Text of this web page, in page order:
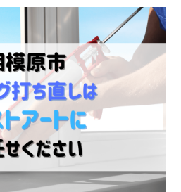
予算に合わせたご提案をさせていただ
料です。お気軽にお問い合わせくださ